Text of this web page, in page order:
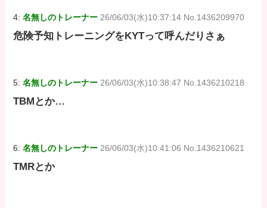
4:名無しのトレーナー 26/06/03(水)10:37:14 No.1436209970
危険予知トレーニングをKYTって呼んだりさぁ
5:名無しのトレーナー 26/06/03(水)10:38:47 No.1436210218
TBMとか…
6:名無しのトレーナー 26/06/03(水)10:41:06 No.1436210621
TMRとか